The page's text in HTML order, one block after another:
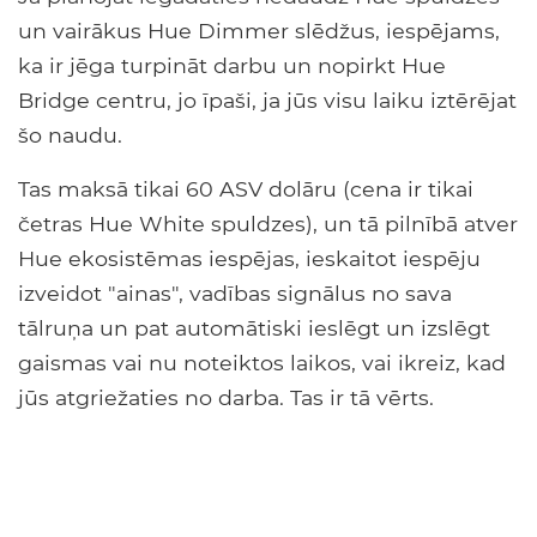
un vairākus Hue Dimmer slēdžus, iespējams,
ka ir jēga turpināt darbu un nopirkt Hue
Bridge centru, jo īpaši, ja jūs visu laiku iztērējat
šo naudu.
Tas maksā tikai 60 ASV dolāru (cena ir tikai
četras Hue White spuldzes), un tā pilnībā atver
Hue ekosistēmas iespējas, ieskaitot iespēju
izveidot "ainas", vadības signālus no sava
tālruņa un pat automātiski ieslēgt un izslēgt
gaismas vai nu noteiktos laikos, vai ikreiz, kad
jūs atgriežaties no darba. Tas ir tā vērts.